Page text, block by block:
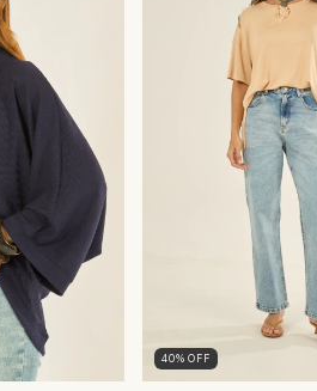
40% OFF